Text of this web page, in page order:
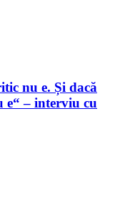
nu e. Și dacă
e“ – interviu cu